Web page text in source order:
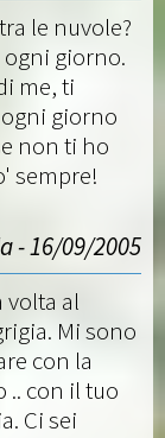
le nuvole?
giorno.
me, ti
giorno
non ti ho
sempre!
- 16/09/2005
volta al
Mi sono
con la
.. con il tuo
Ci sei